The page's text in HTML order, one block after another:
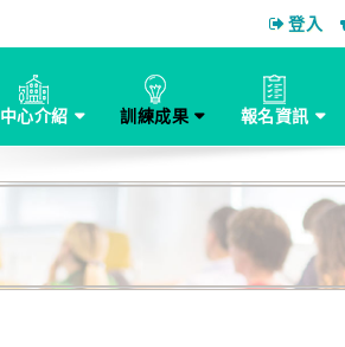
登入
中心介紹 訓練成果 報名資訊